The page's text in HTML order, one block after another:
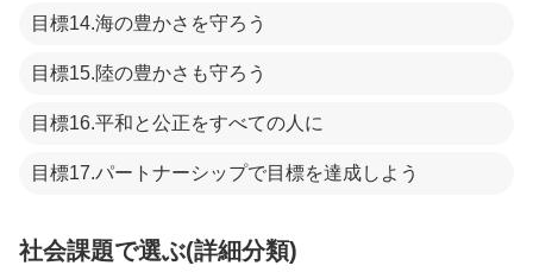
目標14.海の豊かさを守ろう
目標15.陸の豊かさも守ろう
目標16.平和と公正をすべての人に
目標17.パートナーシップで目標を達成しよう
社会課題で選ぶ(詳細分類)